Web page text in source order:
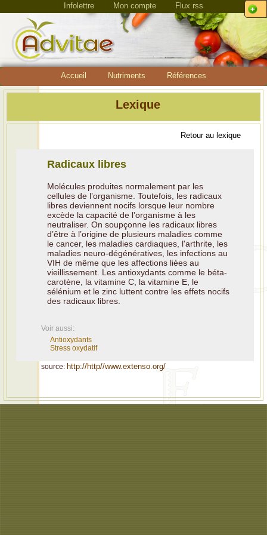
Infolettre Mon compte Flux rss
Accueil Nutriments Références
Lexique
Retour au lexique
Radicaux libres
Molécules produites normalement par les
cellules de l’organisme. Toutefois, les radicaux
libres deviennent nocifs lorsque leur nombre
excède la capacité de l’organisme à les
neutraliser. On soupçonne les radicaux libres
d’être à l’origine de plusieurs maladies comme
le cancer, les maladies cardiaques, l'arthrite, les
maladies neuro-dégénératives, les infections au
VIH de même que les affections liées au
vieillissement. Les antioxydants comme le béta-
carotène, la vitamine C, la vitamine E, le
sélénium et le zinc luttent contre les effets nocifs
des radicaux libres.
Voir aussi:
Antioxydants
Stress oxydatif
source: http://http//www.extenso.org/